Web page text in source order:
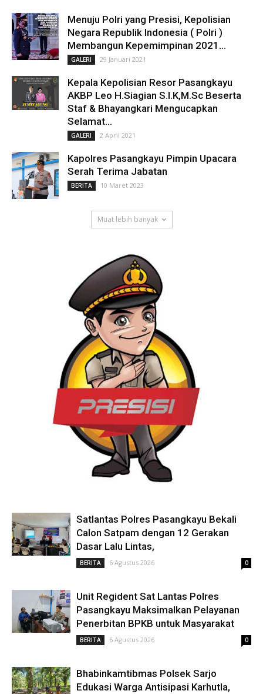
Menuju Polri yang Presisi, Kepolisian
Negara Republik Indonesia ( Polri )
Membangun Kepemimpinan 2021...
GALERI 29 Januari 2021
Kepala Kepolisian Resor Pasangkayu
AKBP Leo H.Siagian S.I.K,M.Sc Beserta
Staf & Bhayangkari Mengucapkan
Selamat...
GALERI 2 April 2021
Kapolres Pasangkayu Pimpin Upacara
Serah Terima Jabatan
BERITA 10 Maret 2023
Muat lebih banyak
Satlantas Polres Pasangkayu Bekali
Calon Satpam dengan 12 Gerakan
Dasar Lalu Lintas,
BERITA 6 Agustus 2026 0
Unit Regident Sat Lantas Polres
Pasangkayu Maksimalkan Pelayanan
Penerbitan BPKB untuk Masyarakat
BERITA 6 Agustus 2026 0
Bhabinkamtibmas Polsek Sarjo
Edukasi Warga Antisipasi Karhutla,